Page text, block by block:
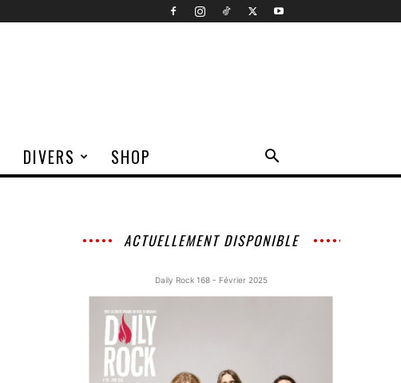
DIVERS SHOP
ACTUELLEMENT DISPONIBLE
Daily Rock 168 - Février 2025